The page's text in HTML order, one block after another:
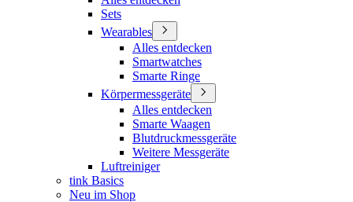
Sets
Wearables
Alles entdecken
Smartwatches
Smarte Ringe
Körpermessgeräte
Alles entdecken
Smarte Waagen
Blutdruckmessgeräte
Weitere Messgeräte
Luftreiniger
tink Basics
Neu im Shop